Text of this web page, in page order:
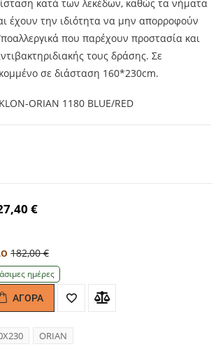
κατά των λεκέδων, καθώς τα νήματα
έχουν την ιδιότητα να μην απορροφούν
που παρέχουν προστασία και
τους δράσης. Σε
σε διάσταση 160*230cm.
ORIAN 1180 BLUE/RED
€
182,00 €
ημέρες
ΑΓΟΡΆ
ORIAN